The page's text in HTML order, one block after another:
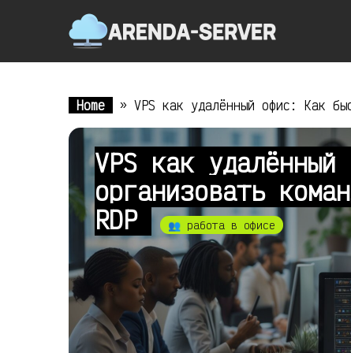
Home » VPS как удалённый офис: Как
VPS как
организовать
RDP
👥 работа в офисе